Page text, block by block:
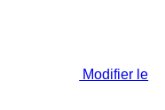
Modifier le